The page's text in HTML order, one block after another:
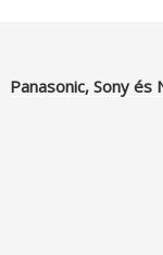
Panasonic, Sony